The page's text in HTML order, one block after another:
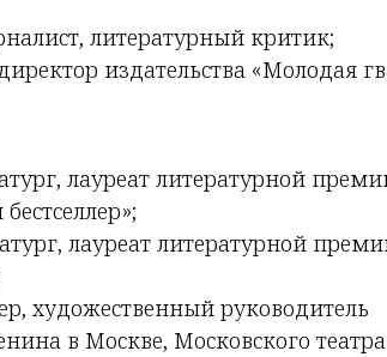
литературный критик;
издательства «Молодая
лауреат литературной
лауреат литературной
художественный руководитель
в Москве, Московского